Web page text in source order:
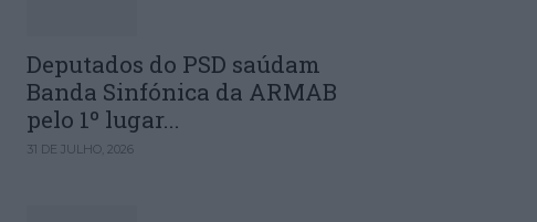
Deputados do PSD saúdam
Banda Sinfónica da ARMAB
pelo 1º lugar...
31 DE JULHO, 2026